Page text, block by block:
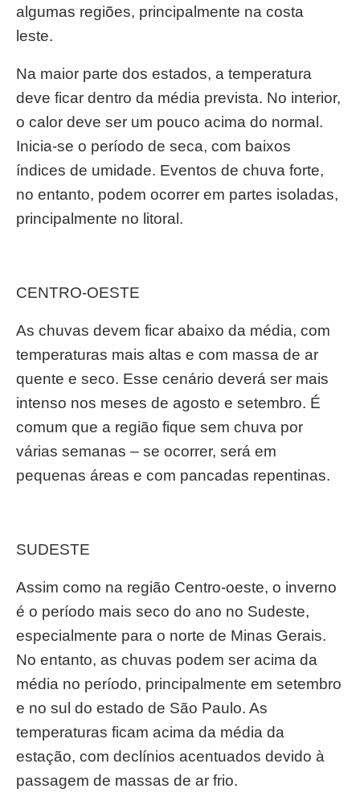
algumas regiões, principalmente na costa
leste.
Na maior parte dos estados, a temperatura
deve ficar dentro da média prevista. No interior,
o calor deve ser um pouco acima do normal.
Inicia-se o período de seca, com baixos
índices de umidade. Eventos de chuva forte,
no entanto, podem ocorrer em partes isoladas,
principalmente no litoral.
CENTRO-OESTE
As chuvas devem ficar abaixo da média, com
temperaturas mais altas e com massa de ar
quente e seco. Esse cenário deverá ser mais
intenso nos meses de agosto e setembro. É
comum que a região fique sem chuva por
várias semanas – se ocorrer, será em
pequenas áreas e com pancadas repentinas.
SUDESTE
Assim como na região Centro-oeste, o inverno
é o período mais seco do ano no Sudeste,
especialmente para o norte de Minas Gerais.
No entanto, as chuvas podem ser acima da
média no período, principalmente em setembro
e no sul do estado de São Paulo. As
temperaturas ficam acima da média da
estação, com declínios acentuados devido à
passagem de massas de ar frio.